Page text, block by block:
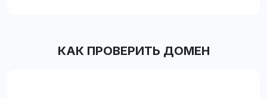
КАК ПРОВЕРИТЬ ДОМЕН